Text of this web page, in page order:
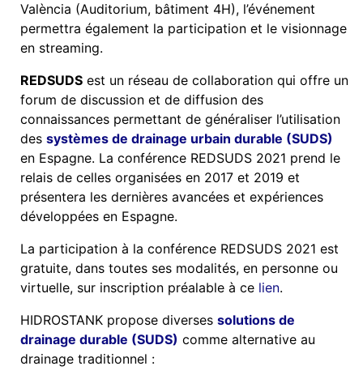
València (Auditorium, bâtiment 4H), l’événement
permettra également la participation et le visionnage
en streaming.
REDSUDS est un réseau de collaboration qui offre un
forum de discussion et de diffusion des
connaissances permettant de généraliser l’utilisation
des systèmes de drainage urbain durable (SUDS)
en Espagne. La conférence REDSUDS 2021 prend le
relais de celles organisées en 2017 et 2019 et
présentera les dernières avancées et expériences
développées en Espagne.
La participation à la conférence REDSUDS 2021 est
gratuite, dans toutes ses modalités, en personne ou
virtuelle, sur inscription préalable à ce lien.
HIDROSTANK propose diverses solutions de
drainage durable (SUDS) comme alternative au
drainage traditionnel :